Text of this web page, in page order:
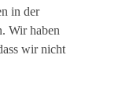
in der
Wir haben
wir nicht